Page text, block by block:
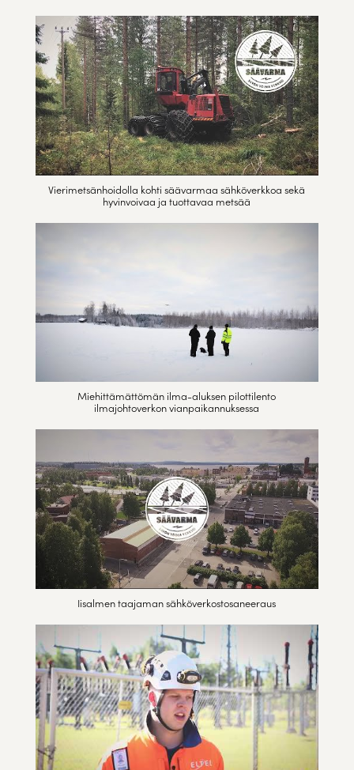
Vierimetsänhoidolla kohti säävarmaa sähköverkkoa sekä
hyvinvoivaa ja tuottavaa metsää
Miehittämättömän ilma-aluksen pilottilento
ilmajohtoverkon vianpaikannuksessa
Iisalmen taajaman sähköverkostosaneeraus